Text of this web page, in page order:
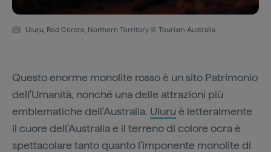
Uluru, Red Centre, Northern Territory © Tourism Australia
Questo enorme monolite rosso è un sito Patrimonio
dell'Umanità, nonché una delle attrazioni più
emblematiche dell'Australia. Uluru è letteralmente
il cuore dell'Australia e il terreno di colore ocra è
spettacolare tanto quanto l'imponente monolite di